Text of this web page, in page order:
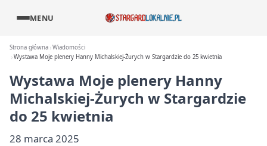
MENU
Strona główna Wiadomości
Wystawa Moje plenery Hanny Michalskiej-Żurych w Stargardzie do 25 kwietnia
Wystawa Moje plenery Hanny
Michalskiej-Żurych w Stargardzie
do 25 kwietnia
28 marca 2025